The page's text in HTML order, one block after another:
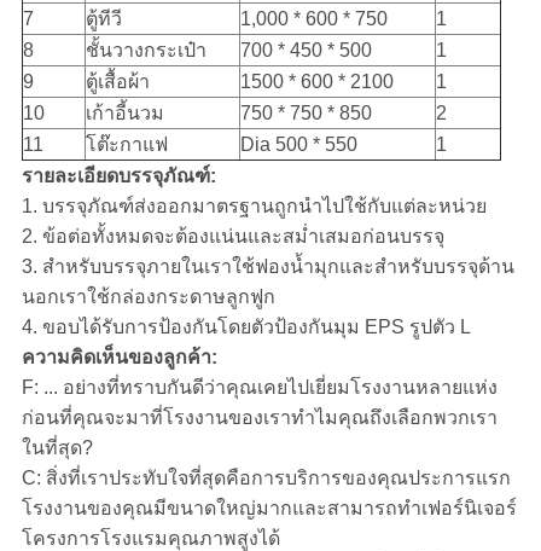
7
ตู้ทีวี 1,000 * 600 * 750
1
8
ชั้นวางกระเป๋า 700 * 450 * 500
1
9
ตู้เสื้อผ้า 1500 * 600 * 2100
1
10
เก้าอี้นวม 750 * 750 * 850
2
11
โต๊ะกาแฟ Dia 500 * 550
1
รายละเอียดบรรจุภัณฑ์:
1. บรรจุภัณฑ์ส่งออกมาตรฐานถูกนำไปใช้กับแต่ละหน่วย
2. ข้อต่อทั้งหมดจะต้องแน่นและสม่ำเสมอก่อนบรรจุ
3. สำหรับบรรจุภายในเราใช้ฟองน้ำมุกและสำหรับบรรจุด้าน
นอกเราใช้กล่องกระดาษลูกฟูก
4. ขอบได้รับการป้องกันโดยตัวป้องกันมุม EPS รูปตัว L
ความคิดเห็นของลูกค้า:
F: ... อย่างที่ทราบกันดีว่าคุณเคยไปเยี่ยมโรงงานหลายแห่ง
ก่อนที่คุณจะมาที่โรงงานของเราทำไมคุณถึงเลือกพวกเรา
ในที่สุด?
C: สิ่งที่เราประทับใจที่สุดคือการบริการของคุณประการแรก
โรงงานของคุณมีขนาดใหญ่มากและสามารถทำเฟอร์นิเจอร์
โครงการโรงแรมคุณภาพสูงได้